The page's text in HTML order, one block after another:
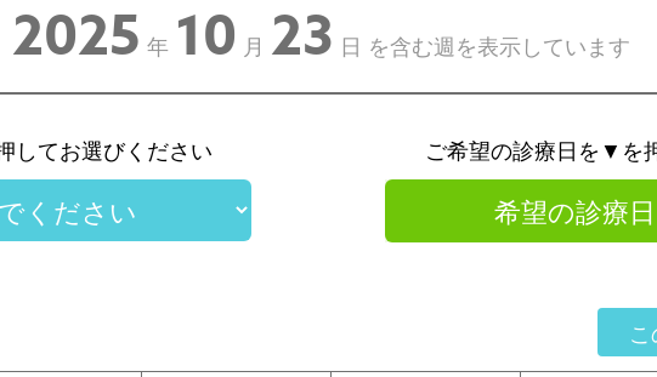
2025 年 10 月 23 日 を含む週を表示しています
してお選びください ご希望の診療日を▼を
希望の診療